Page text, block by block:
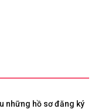
những hồ sơ đăng ký